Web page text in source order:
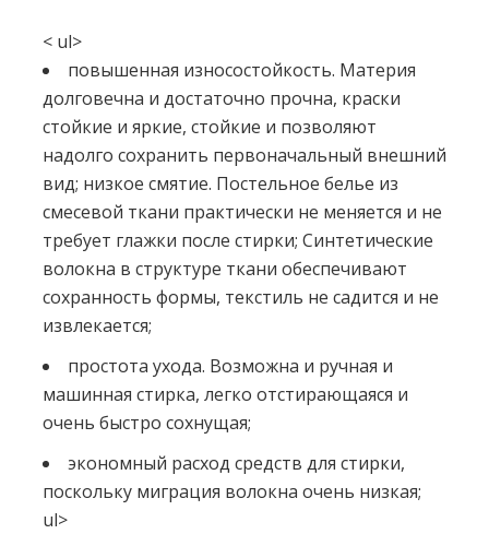
< ul>
повышенная износостойкость. Материя
долговечна и достаточно прочна, краски
стойкие и яркие, стойкие и позволяют
надолго сохранить первоначальный внешний
вид; низкое смятие. Постельное белье из
смесевой ткани практически не меняется и не
требует глажки после стирки; Синтетические
волокна в структуре ткани обеспечивают
сохранность формы, текстиль не садится и не
извлекается;
простота ухода. Возможна и ручная и
машинная стирка, легко отстирающаяся и
очень быстро сохнущая;
экономный расход средств для стирки,
поскольку миграция волокна очень низкая;
ul>